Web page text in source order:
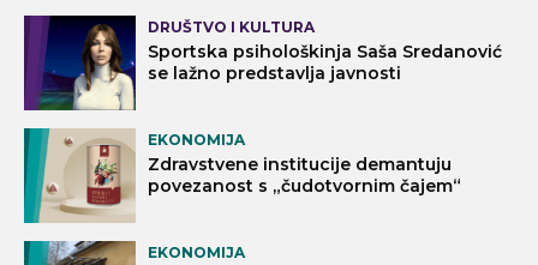
DRUŠTVO I KULTURA
Sportska psihološkinja Saša Sredanović
se lažno predstavlja javnosti
EKONOMIJA
Zdravstvene institucije demantuju
povezanost s „čudotvornim čajem“
EKONOMIJA